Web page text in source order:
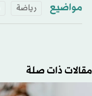
مواضيع رياضة
مقالات ذات صلة